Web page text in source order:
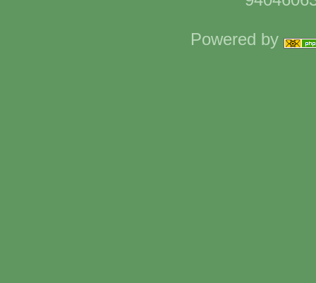
Powered by